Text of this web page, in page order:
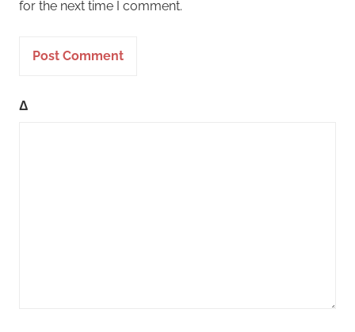
for the next time I comment.
Δ